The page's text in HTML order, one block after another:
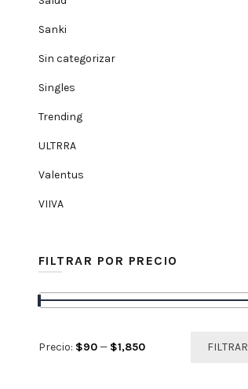
Sanki
Sin categorizar
Singles
Trending
ULTRRA
Valentus
VIIVA
FILTRAR POR PRECIO
Precio
Precio
FILTRAR
Precio: $90— $1,850